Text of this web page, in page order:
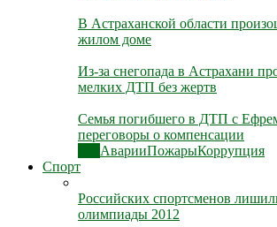
В Астраханской области
жилом доме
Из-за снегопада в Астрахани
мелких ДТП без жертв
Семья погибшего в ДТП с
переговоры о компенсации
АварииПожарыКоррупция
Спорт
Российских спортсменов
олимпиады 2012